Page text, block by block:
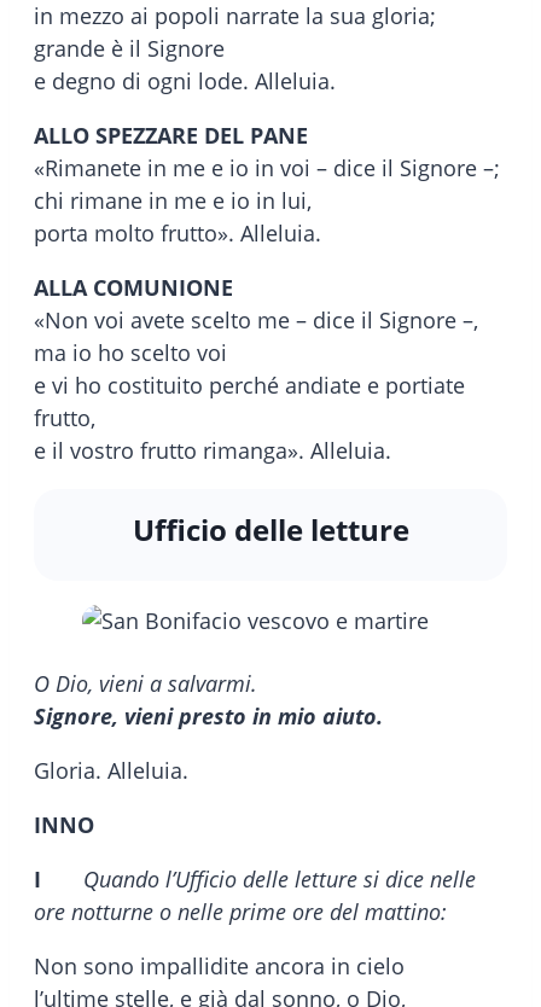
in mezzo ai popoli narrate la sua gloria;
grande è il Signore
e degno di ogni lode. Alleluia.
ALLO SPEZZARE DEL PANE
«Rimanete in me e io in voi – dice il Signore –;
chi rimane in me e io in lui,
porta molto frutto». Alleluia.
ALLA COMUNIONE
«Non voi avete scelto me – dice il Signore –,
ma io ho scelto voi
e vi ho costituito perché andiate e portiate
frutto,
e il vostro frutto rimanga». Alleluia.
Ufficio delle letture
O Dio, vieni a salvarmi.
Signore, vieni presto in mio aiuto.
Gloria. Alleluia.
INNO
I
Quando l’Ufficio delle letture si dice nelle
ore notturne o nelle prime ore del mattino:
Non sono impallidite ancora in cielo
l’ultime stelle, e già dal sonno, o Dio,